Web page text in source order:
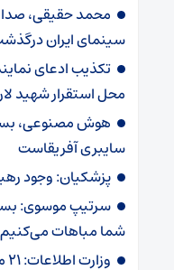
محمد حقیقی،
سینمای ایران
تکذیب ادعای
محل استقرار شهید
سایبری آفریقاست
پزشکیان: وجود
سرتیپ موسوی:
شما مباهات می‌کنیم